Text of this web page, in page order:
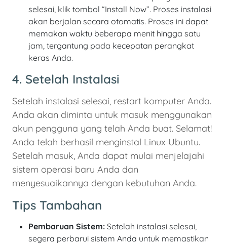
selesai, klik tombol “Install Now”. Proses instalasi
akan berjalan secara otomatis. Proses ini dapat
memakan waktu beberapa menit hingga satu
jam, tergantung pada kecepatan perangkat
keras Anda.
4. Setelah Instalasi
Setelah instalasi selesai, restart komputer Anda.
Anda akan diminta untuk masuk menggunakan
akun pengguna yang telah Anda buat. Selamat!
Anda telah berhasil menginstal Linux Ubuntu.
Setelah masuk, Anda dapat mulai menjelajahi
sistem operasi baru Anda dan
menyesuaikannya dengan kebutuhan Anda.
Tips Tambahan
Pembaruan Sistem: Setelah instalasi selesai,
segera perbarui sistem Anda untuk memastikan